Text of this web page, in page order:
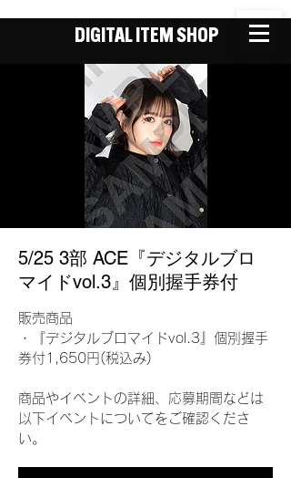
DIGITAL ITEM SHOP
5/25 3部 ACE『デジタルブロ
マイドvol.3』個別握手券付
販売商品
・『デジタルブロマイドvol.3』個別握手
券付1,650円(税込み)
商品やイベントの詳細、応募期間などは
以下イベントについてをご確認くださ
い。